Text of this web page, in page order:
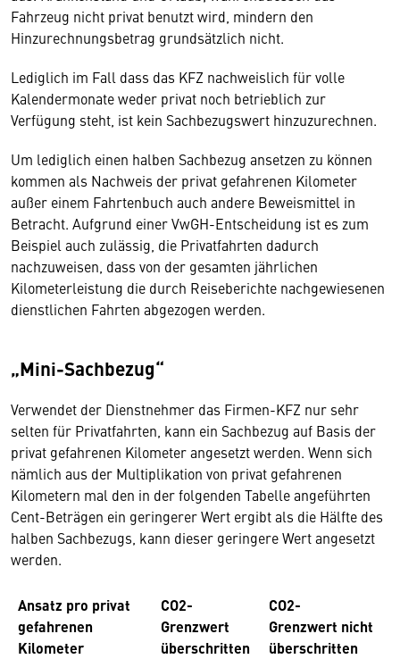
Fahrzeug nicht privat benutzt wird, mindern den
Hinzurechnungsbetrag grundsätzlich nicht.
Lediglich im Fall dass das KFZ nachweislich für volle
Kalendermonate weder privat noch betrieblich zur
Verfügung steht, ist kein Sachbezugswert hinzuzurechnen.
Um lediglich einen halben Sachbezug ansetzen zu können
kommen als Nachweis der privat gefahrenen Kilometer
außer einem Fahrtenbuch auch andere Beweismittel in
Betracht. Aufgrund einer VwGH-Entscheidung ist es zum
Beispiel auch zulässig, die Privatfahrten dadurch
nachzuweisen, dass von der gesamten jährlichen
Kilometerleistung die durch Reiseberichte nachgewiesenen
dienstlichen Fahrten abgezogen werden.
„Mini-Sachbezug“
Verwendet der Dienstnehmer das Firmen-KFZ nur sehr
selten für Privatfahrten, kann ein Sachbezug auf Basis der
privat gefahrenen Kilometer angesetzt werden. Wenn sich
nämlich aus der Multiplikation von privat gefahrenen
Kilometern mal den in der folgenden Tabelle angeführten
Cent-Beträgen ein geringerer Wert ergibt als die Hälfte des
halben Sachbezugs, kann dieser geringere Wert angesetzt
werden.
Ansatz pro privat
gefahrenen
Kilometer
CO2-
Grenzwert
überschritten
CO2-
Grenzwert nicht
überschritten